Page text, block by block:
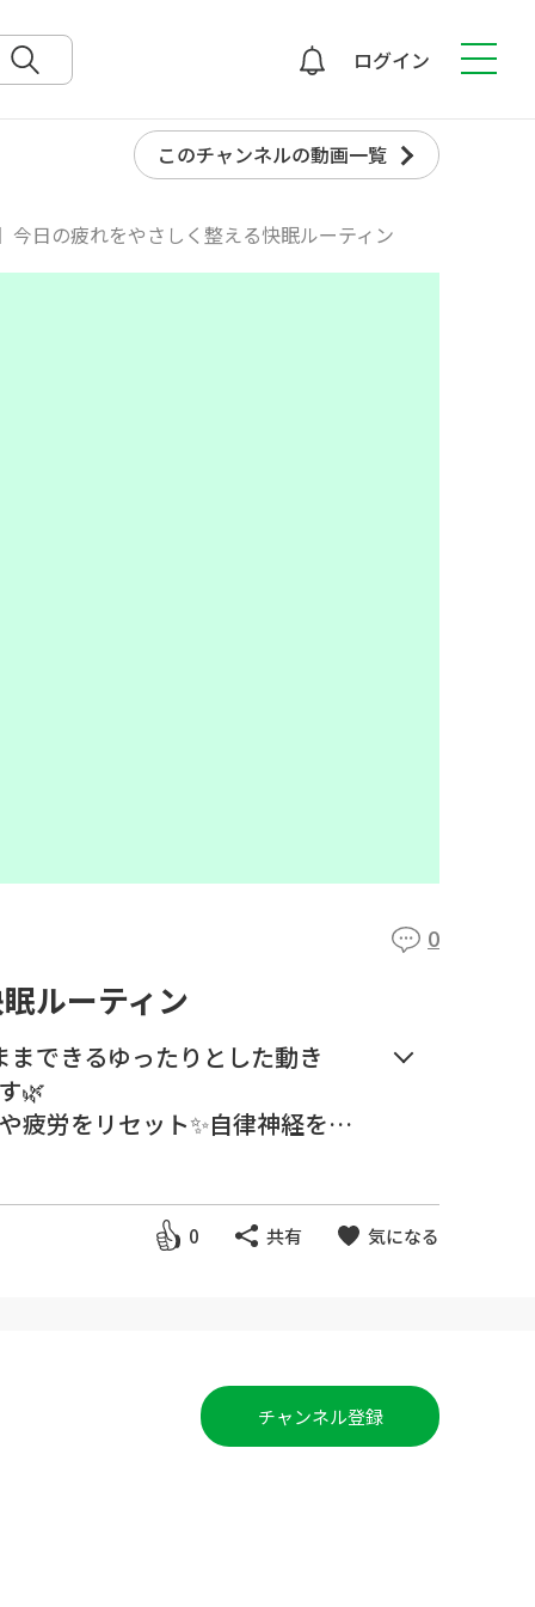
ログイン
このチャンネルの動画一覧
今日の疲れをやさしく整える快眠ルーティン
0
ルーティン
できるゆったりとした動き
🌿
疲労をリセット✨自律神経を整
ストレッチとしておすすめで
0 共有 気になる
チャンネル登録